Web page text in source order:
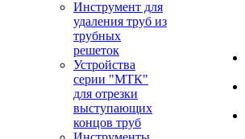
Инструмент для
удаления труб из
трубных
решеток
Устройства
серии "МТК"
для отрезки
выступающих
концов труб